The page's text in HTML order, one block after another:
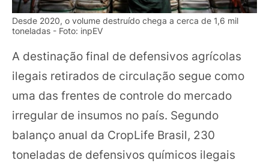
Desde 2020, o volume destruído chega a cerca de 1,6 mil
toneladas - Foto: inpEV
A destinação final de defensivos agrícolas
ilegais retirados de circulação segue como
uma das frentes de controle do mercado
irregular de insumos no país. Segundo
balanço anual da CropLife Brasil, 230
toneladas de defensivos químicos ilegais